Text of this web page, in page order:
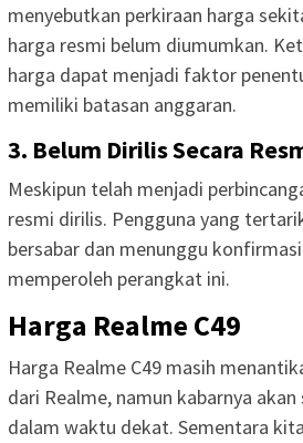
menyebutkan perkiraan harga
harga resmi belum diumumkan.
harga dapat menjadi faktor
memiliki batasan anggaran.
3. Belum Dirilis Secara
Meskipun telah menjadi
resmi dirilis. Pengguna yang
bersabar dan menunggu
memperoleh perangkat ini.
Harga Realme C49
Harga Realme C49 masih
dari Realme, namun kabarnya
dalam waktu dekat. Sementara